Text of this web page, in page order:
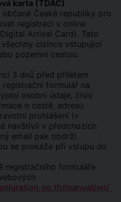
karta (TDAC)
České republiky pro
registraci v online
Arrival Card). Tato
cizince vstupující
pozemní cestou.
3 dnů před příletem
formulář na
osobní údaje, číslo
o cestě, adresu
prohlášení (v
navštívil v předchozích
email pak obdrží
se prokáže při vstupu do
registračního formuláře
manual/en/